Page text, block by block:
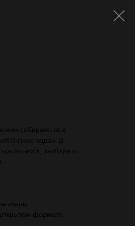
собираются в
бизнес-задач. В
опытом, разбирать
этапы
открытом формате